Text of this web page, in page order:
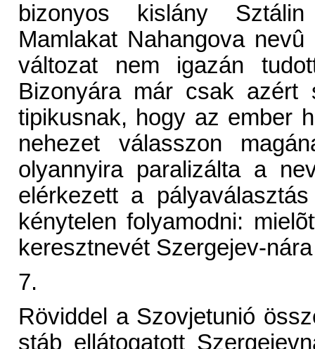
bizonyos kislány
Mamlakat Nahangova
változat nem igazán
Bizonyára már csak azért
tipikusnak, hogy az ember
nehezet válasszon
olyannyira paralizálta a
elérkezett a
kénytelen folyamodni:
keresztnevét Szergejev-
7.
Röviddel a Szovjetunió
stáb ellátogatott